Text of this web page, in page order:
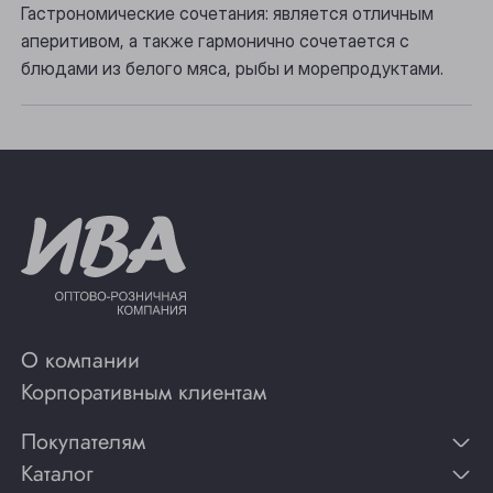
Гастрономические сочетания: является отличным
аперитивом, а также гармонично сочетается с
блюдами из белого мяса, рыбы и морепродуктами.
О компании
Корпоративным клиентам
Покупателям
Каталог
Юрга